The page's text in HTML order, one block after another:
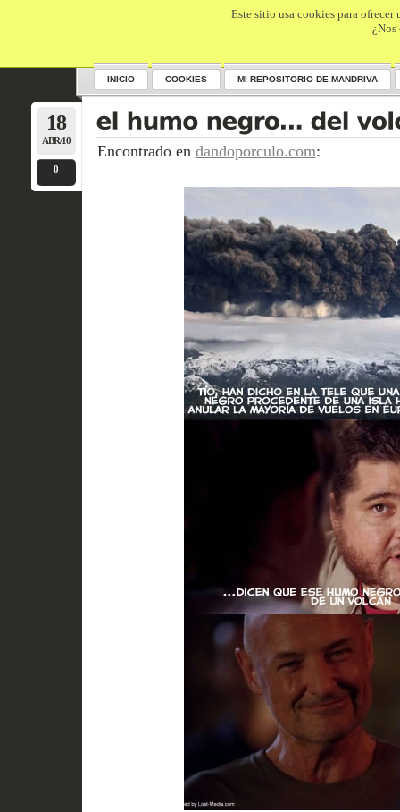
INICIO COOKIES MI REPOSITORIO DE MANDRIVA
18
ABR/10
0
Encontrado en dandoporculo.com:
Este sitio usa cookies para